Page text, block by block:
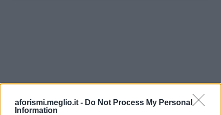
aforismi.meglio.it - Do Not Process My Personal
Information